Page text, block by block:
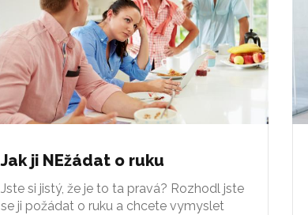
Jak ji NEžádat o ruku
Jste si jistý, že je to ta pravá? Rozhodl jste
se ji požádat o ruku a chcete vymyslet